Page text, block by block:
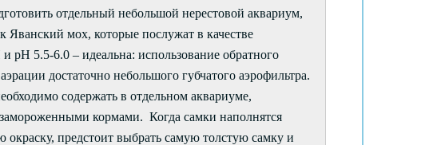
отдельный небольшой нерестовой аквариум,
мох, которые послужат в качестве
pH 5.5-6.0 – идеальна: использование обратного
достаточно небольшого губчатого аэрофильтра.
содержать в отдельном аквариуме,
кормами. Когда самки наполнятся
предстоит выбрать самую толстую самку и